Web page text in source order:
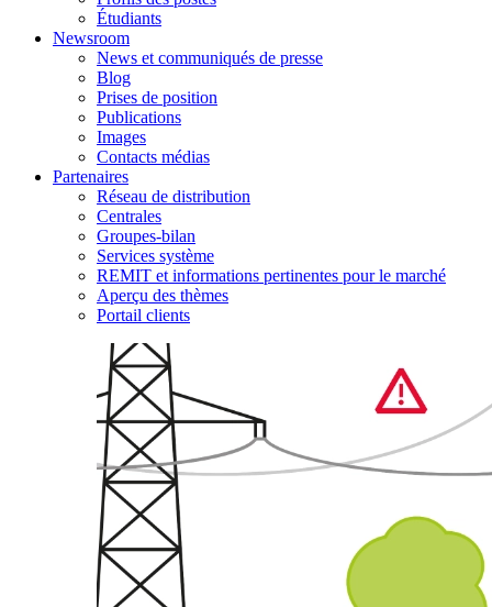
Étudiants
Newsroom
News et communiqués de presse
Blog
Prises de position
Publications
Images
Contacts médias
Partenaires
Réseau de distribution
Centrales
Groupes-bilan
Services système
REMIT et informations pertinentes pour le marché
Aperçu des thèmes
Portail clients